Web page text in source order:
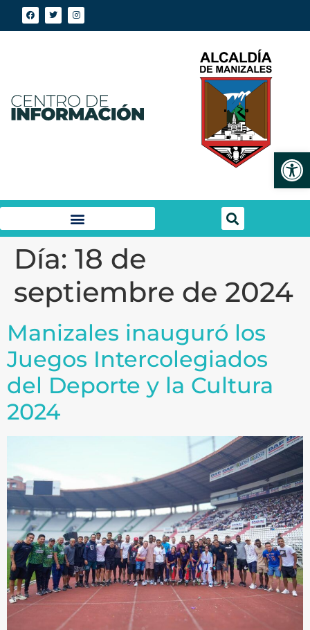
Día: 18 de
septiembre de 2024
Manizales inauguró los
Juegos Intercolegiados
del Deporte y la Cultura
2024